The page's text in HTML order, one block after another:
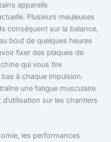
appareils
Plusieurs meuleuses
conséquent sur la balance,
bout de quelques heures
fixer des plaques de
qui vous tire
à chaque impulsion.
une fatigue musculaire
sur les chantiers
les performances